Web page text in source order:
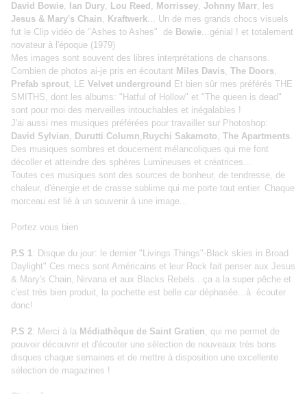
David Bowie, Ian Dury, Lou Reed , Morrissey, Johnny Marr, les
Jesus & Mary's Chain, Kraftwerk... Un de mes grands chocs visuels
fut le Clip vidéo de "Ashes to Ashes" de Bowie...génial ! et totalement
novateur à l'époque (1979)
Mes images sont souvent des libres interprétations de chansons.
Combien de photos ai-je pris en écoutant Miles Davis, The Doors,
Prefab sprout, LE Velvet underground Et bien sûr mes préférés THE
SMITHS, dont les albums: "Hatful of Hollow" et "The queen is dead"
sont pour moi des merveilles intouchables et inégalables !
J'ai aussi mes musiques préférées pour travailler sur Photoshop:
David Sylvian, Durutti Column, Ruychi Sakamoto, The Apartments.
Des musiques sombres et doucement mélancoliques qui me font
décoller et atteindre des sphères Lumineuses et créatrices...
Toutes ces musiques sont des sources de bonheur, de tendresse, de
chaleur, d'énergie et de crasse sublime qui me porte tout entier. Chaque
morceau est lié à un souvenir à une image...
Portez vous bien
P.S 1: Disque du jour: le dernier "Livings Things"-Black skies in Broad
Daylight" Ces mecs sont Américains et leur Rock fait penser aux Jesus
& Mary's Chain, Nirvana et aux Blacks Rebels...ça a la super pêche et
c'est très bien produit, la pochette est belle car déphasée...à écouter
donc!
P.S 2: Merci à la Médiathèque de Saint Gratien, qui me permet de
pouvoir découvrir et d'écouter une sélection de nouveaux très bons
disques chaque semaines et de mettre à disposition une excellente
sélection de magazines !